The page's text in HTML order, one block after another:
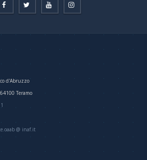
d'Abruzzo
Teramo
@ inaf.it